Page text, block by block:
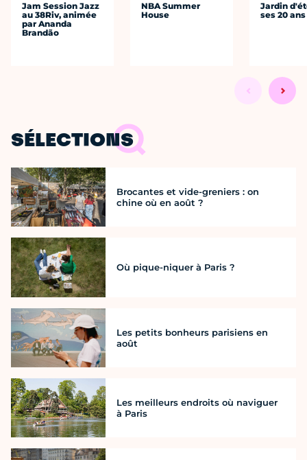
Jam Session Jazz
au 38Riv, animée
par Ananda
Brandão
NBA Summer
House
Jardin
ses 20 ans
SÉLECTIONS
Brocantes et vide-greniers : on
chine où en août ?
Où pique-niquer à Paris ?
Les petits bonheurs parisiens en
août
Les meilleurs endroits où naviguer
à Paris